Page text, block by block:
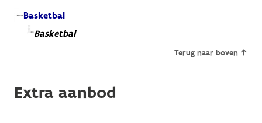
Basketbal
Basketbal
Terug naar boven
Extra aanbod